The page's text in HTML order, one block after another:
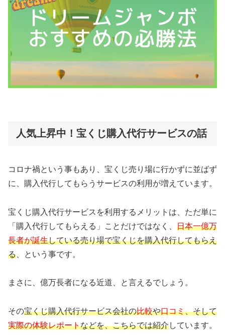
人気上昇中！宝くじ購入代行サービスの話
コロナ禍という事もあり、宝くじ売り場に行かずに並ばず
に、購入代行してもらうサービスの利用が増えています。
宝くじ購入代行サービスを利用するメリットは、ただ単に
「購入代行してもらえる」ことだけではなく、 日本一億万
長者が誕生している売り場で宝くじを購入代行してもらえ
る 、という事です。
まさに、億万長者になる近道、と言えるでしょう。
その宝くじ購入代行サービス会社の比較や口コミ、そして
実際の体験レポートなどを、こちらでは紹介しています。